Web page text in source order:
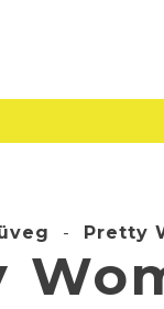
- Pretty